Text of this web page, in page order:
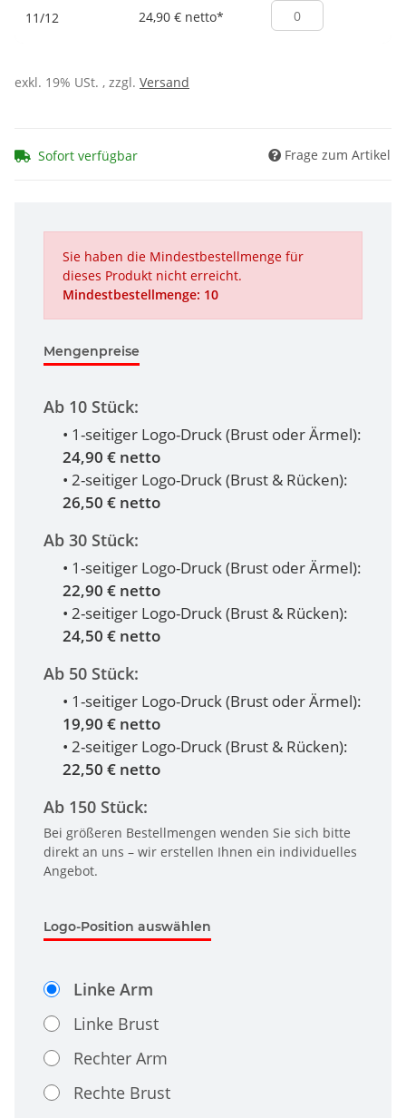
11/12 24,90 € netto*
exkl. 19% USt. , zzgl. Versand
Sofort verfügbar Frage zum Artikel
Sie haben die Mindestbestellmenge für
dieses Produkt nicht erreicht.
Mindestbestellmenge: 10
Mengenpreise
Ab 10 Stück:
• 1-seitiger Logo-Druck (Brust oder Ärmel):
24,90 € netto
• 2-seitiger Logo-Druck (Brust & Rücken):
26,50 € netto
Ab 30 Stück:
• 1-seitiger Logo-Druck (Brust oder Ärmel):
22,90 € netto
• 2-seitiger Logo-Druck (Brust & Rücken):
24,50 € netto
Ab 50 Stück:
• 1-seitiger Logo-Druck (Brust oder Ärmel):
19,90 € netto
• 2-seitiger Logo-Druck (Brust & Rücken):
22,50 € netto
Ab 150 Stück:
Bei größeren Bestellmengen wenden Sie sich bitte
direkt an uns – wir erstellen Ihnen ein individuelles
Angebot.
Logo-Position auswählen
Linke Arm
Linke Brust
Rechter Arm
Rechte Brust